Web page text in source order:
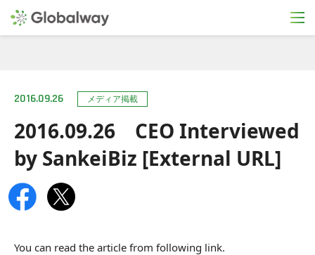
2016.09.26 CEO Interviewed
by SankeiBiz [External URL]
2016.09.26 メディア掲載
You can read the article from following link.